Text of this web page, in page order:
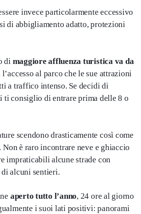
invece particolarmente eccessivo
di abbigliamento adatto, protezioni
di maggiore affluenza turistica va da
l’accesso al parco che le sue attrazioni
a traffico intenso. Se decidi di
ti consiglio di entrare prima delle 8 o
scendono drasticamente così come
è raro incontrare neve e ghiaccio
impraticabili alcune strade con
di alcuni sentieri.
aperto tutto l’anno, 24 ore al giorno
i suoi lati positivi: panorami